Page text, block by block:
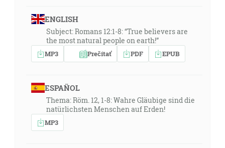
ENGLISH
Subject: Romans 12:1-8: “True believers are
the most natural people on earth!”
MP3 Prečítať PDF EPUB
ESPAÑOL
Thema: Röm. 12, 1-8: Wahre Gläubige sind die
natürlichsten Menschen auf Erden!
MP3